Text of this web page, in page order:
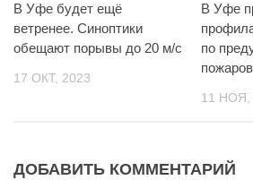
В Уфе будет ещё
ветренее. Синоптики
обещают порывы до 20 м/с
17 ОКТ, 2023
В Уфе
по
пожаров
11 НОЯ,
ДОБАВИТЬ КОММЕНТАРИЙ